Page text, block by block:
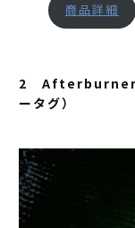
商品詳細
2 Afterburner
ータグ）